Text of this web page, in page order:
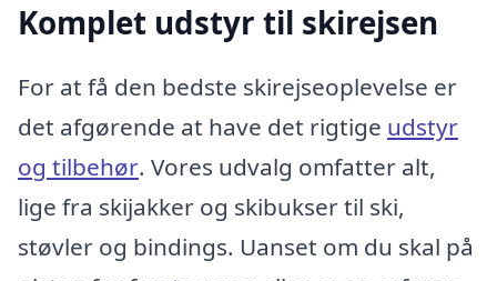
Komplet udstyr til skirejsen
For at få den bedste skirejseoplevelse er
det afgørende at have det rigtige udstyr
og tilbehør. Vores udvalg omfatter alt,
lige fra skijakker og skibukser til ski,
støvler og bindings. Uanset om du skal på